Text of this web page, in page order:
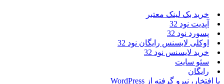
خرید بک لینک معتبر
آپدیت نود 32
پسورد نود 32
اوکلی لایسنس رایگان نود 32
خرید لایسنس نود 32
سئو سایت
رایگان
با افتخار، نیرو گرفته از WordPress